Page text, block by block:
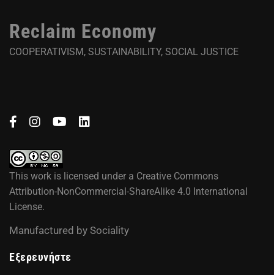
Reclaim Economy
COOPERATIVISM, SUSTAINABILITY, SOCIAL JUSTICE
This work is licensed under a Creative Commons
Attribution-NonCommercial-ShareAlike 4.0 International
License.
Manufactured by Sociality
Εξερευνήστε